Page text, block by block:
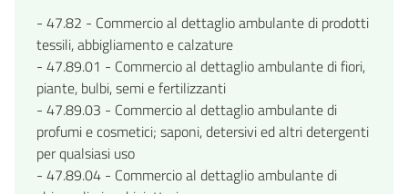
- 47.82 - Commercio al dettaglio ambulante di prodotti
tessili, abbigliamento e calzature
- 47.89.01 - Commercio al dettaglio ambulante di fiori,
piante, bulbi, semi e fertilizzanti
- 47.89.03 - Commercio al dettaglio ambulante di
profumi e cosmetici; saponi, detersivi ed altri detergenti
per qualsiasi uso
- 47.89.04 - Commercio al dettaglio ambulante di